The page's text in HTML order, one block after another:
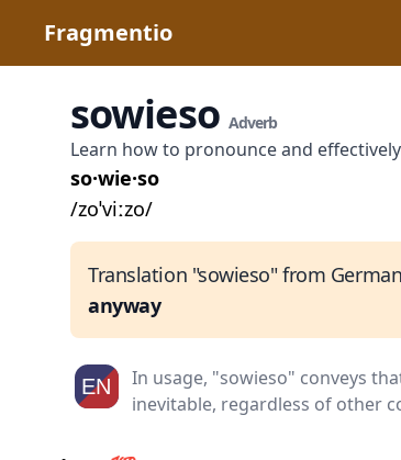
Fragmentio
sowieso Adverb
Learn how to pronounce and
so·wie·so
/zoˈviːzo/
Translation "sowieso" from
anyway
In usage, "sowieso" conveys
inevitable, regardless of other